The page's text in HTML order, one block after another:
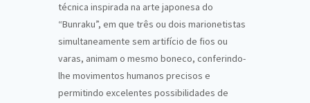
técnica inspirada na arte japonesa do
“Bunraku”, em que três ou dois marionetistas
simultaneamente sem artifício de fios ou
varas, animam o mesmo boneco, conferindo-
lhe movimentos humanos precisos e
permitindo excelentes possibilidades de